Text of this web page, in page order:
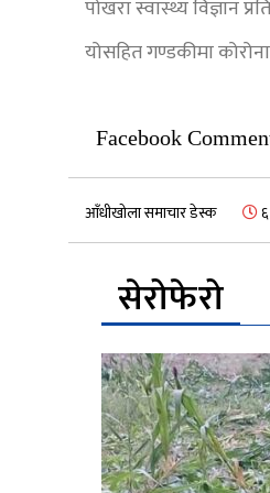
पोखरा स्वास्थ्य विज्ञान
योसहित गण्डकीमा
Facebook
आँधीखोला समाचार डेस्क
सेरोफेरो